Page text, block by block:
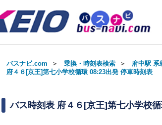
バスナビ.com ＞ 乗換・時刻表検索 ＞ 府中駅 系
府４６[京王]第七小学校循環 08:23出発 停車時刻表
バス時刻表 府４６[京王]第七小学校